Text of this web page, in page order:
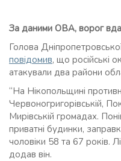
За даними ОВА, ворог
Голова
повідомив, що російські
атакували два райони
“На Нікопольщині
Червоногригорівській,
Мирівській громадах.
приватні будинки,
чоловіки 58 та 67 років.
додав він.